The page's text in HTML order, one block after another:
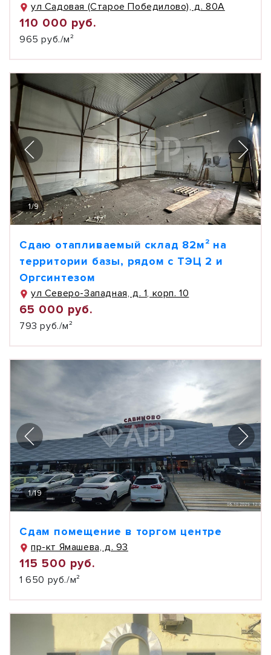
ул Садовая (Старое Победилово), д. 80А
110 000 руб.
965 руб./м²
1/9
Сдаю отапливаемый склад 82м² на
территории базы, рядом с ТЭЦ 2 и
Оргсинтезом
ул Северо-Западная, д. 1, корп. 10
65 000 руб.
793 руб./м²
1/19
Сдам помещение в торгом центре
пр-кт Ямашева, д. 93
115 500 руб.
1 650 руб./м²